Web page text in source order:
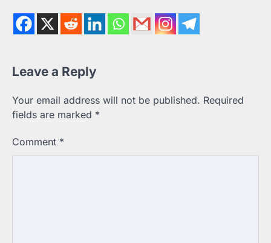
Leave a Reply
Your email address will not be published. Required
fields are marked *
Comment *